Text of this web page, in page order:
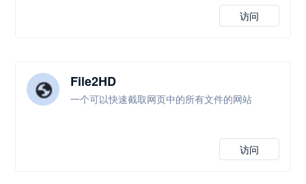
访问
File2HD
一个可以快速截取网页中的所有文件的网站
访问